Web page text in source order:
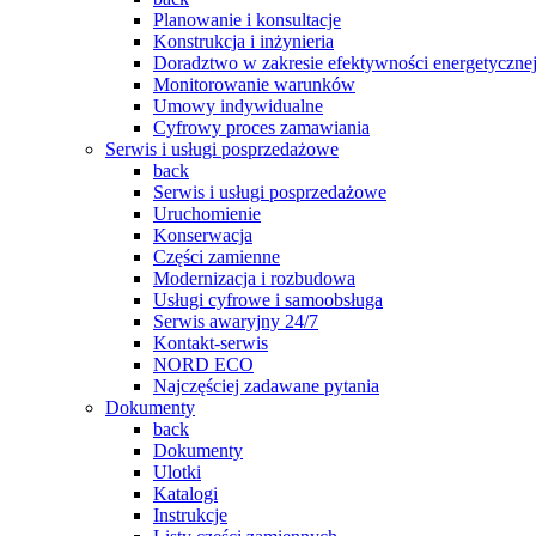
Planowanie i konsultacje
Konstrukcja i inżynieria
Doradztwo w zakresie efektywności
Monitorowanie warunków
Umowy indywidualne
Cyfrowy proces zamawiania
Serwis i usługi posprzedażowe
back
Serwis i usługi posprzedażowe
Uruchomienie
Konserwacja
Części zamienne
Modernizacja i rozbudowa
Usługi cyfrowe i samoobsługa
Serwis awaryjny 24/7
Kontakt-serwis
NORD ECO
Najczęściej zadawane pytania
Dokumenty
back
Dokumenty
Ulotki
Katalogi
Instrukcje